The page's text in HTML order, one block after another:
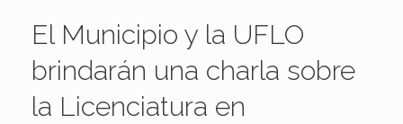
El Municipio y la UFLO
brindarán una charla sobre
la Licenciatura en